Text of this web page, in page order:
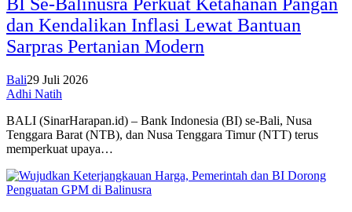
BI Se-Balinusra Perkuat Ketahanan Pangan
dan Kendalikan Inflasi Lewat Bantuan
Sarpras Pertanian Modern
Bali29 Juli 2026
Adhi Natih
BALI (SinarHarapan.id) – Bank Indonesia (BI) se-Bali, Nusa
Tenggara Barat (NTB), dan Nusa Tenggara Timur (NTT) terus
memperkuat upaya…